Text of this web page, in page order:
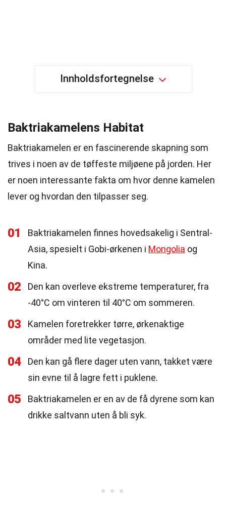
Innholdsfortegnelse
Baktriakamelens Habitat
Baktriakamelen er en fascinerende skapning som
trives i noen av de tøffeste miljøene på jorden. Her
er noen interessante fakta om hvor denne kamelen
lever og hvordan den tilpasser seg.
01
Baktriakamelen finnes hovedsakelig i Sentral-
Asia, spesielt i Gobi-ørkenen i Mongolia og
Kina.
02
Den kan overleve ekstreme temperaturer, fra
-40°C om vinteren til 40°C om sommeren.
03
Kamelen foretrekker tørre, ørkenaktige
områder med lite vegetasjon.
04
Den kan gå flere dager uten vann, takket være
sin evne til å lagre fett i puklene.
05
Baktriakamelen er en av de få dyrene som kan
drikke saltvann uten å bli syk.